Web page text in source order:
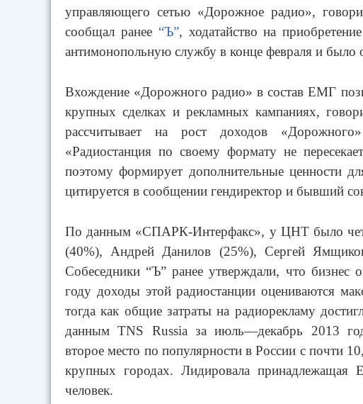
управляющего сетью «Дорожное радио»,
сообщал ранее “Ъ”, ходатайство на
антимонопольную службу в конце февраля и было
Вхождение «Дорожного радио» в состав ЕМГ
крупных сделках и рекламных кампаниях,
рассчитывает на рост доходов
«Радиостанция по своему формату не
поэтому формирует дополнительные ценности
цитируется в сообщении гендиректор и бывший
По данным «СПАРК-Интерфакс», у ЦНТ было
(40%), Андрей Данилов (25%), Сергей
Собеседники “Ъ” ранее утверждали, что
году доходы этой радиостанции оцениваются
тогда как общие затраты на радиорекламу
данным TNS Russia за июль—декабрь 2013
второе место по популярности в России с почти
крупных городах. Лидировала
человек.